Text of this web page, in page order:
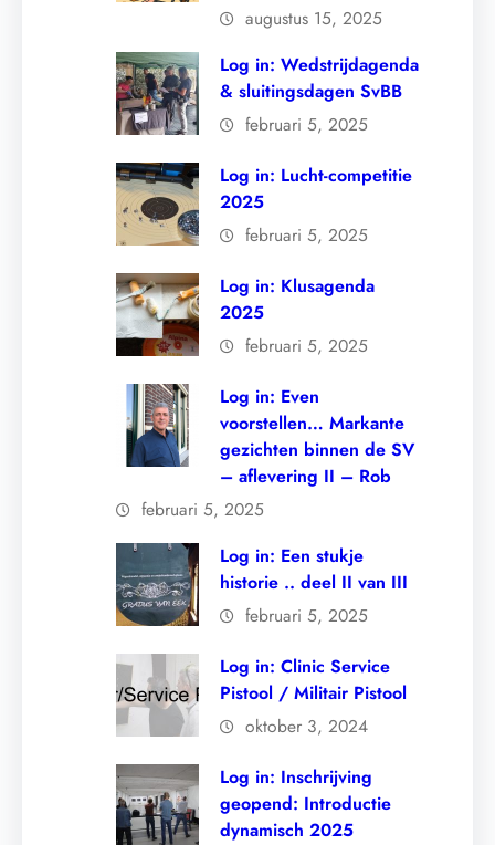
augustus 15, 2025
Log in: Wedstrijdagenda
& sluitingsdagen SvBB
februari 5, 2025
Log in: Lucht-competitie
2025
februari 5, 2025
Log in: Klusagenda
2025
februari 5, 2025
Log in: Even
voorstellen… Markante
gezichten binnen de SV
– aflevering II – Rob
februari 5, 2025
Log in: Een stukje
historie .. deel II van III
februari 5, 2025
Log in: Clinic Service
Pistool / Militair Pistool
oktober 3, 2024
Log in: Inschrijving
geopend: Introductie
dynamisch 2025